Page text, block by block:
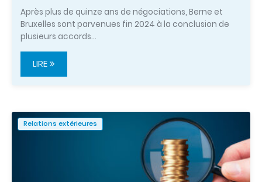
Après plus de quinze ans de négociations, Berne et
Bruxelles sont parvenues fin 2024 à la conclusion de
plusieurs accords…
LIRE
Relations extérieures